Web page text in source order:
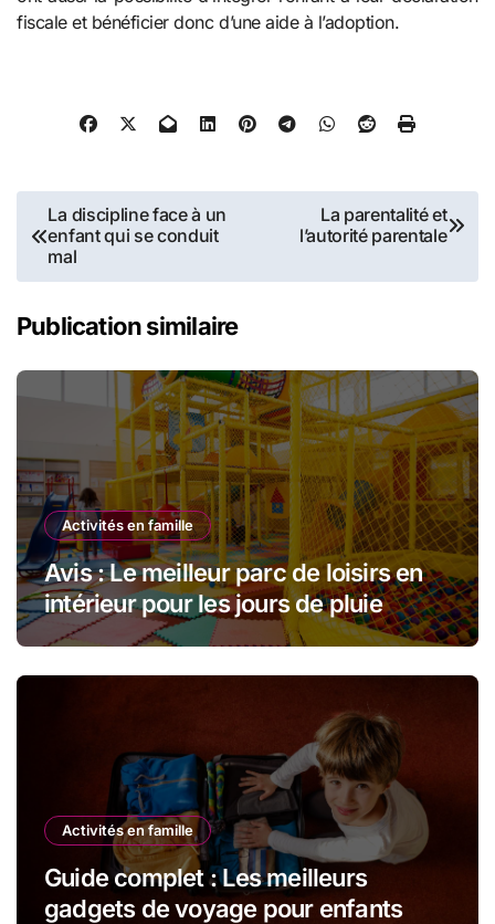
fiscale et bénéficier donc d’une aide à l’adoption.
Navigation
de
l’article
La discipline face à un
enfant qui se conduit
mal
La parentalité et
l’autorité parentale
Publication similaire
Activités en famille
Avis : Le meilleur parc de loisirs en
intérieur pour les jours de pluie
Activités en famille
Guide complet : Les meilleurs
gadgets de voyage pour enfants